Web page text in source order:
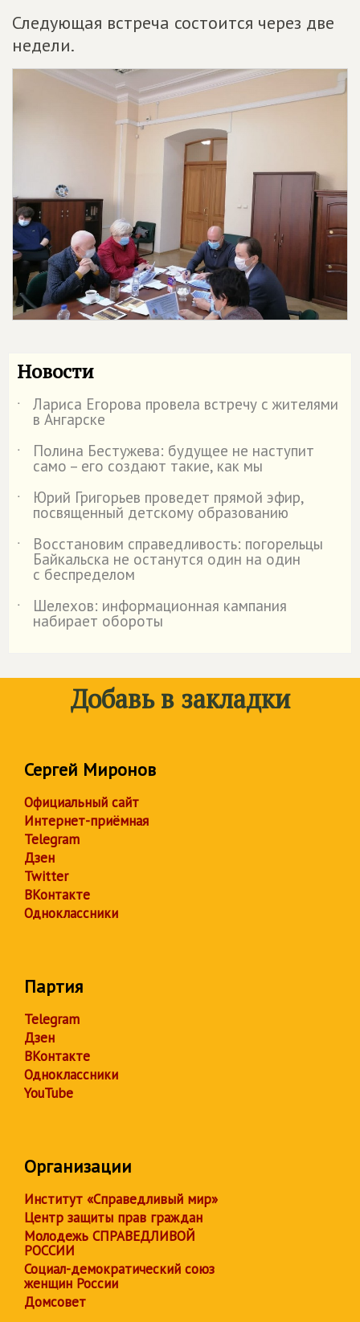
Следующая встреча состоится через две
недели.
Новости
˙ Лариса Егорова провела встречу с жителями
в Ангарске
˙
Полина Бестужева: будущее не наступит
само – его создают такие, как мы
˙
Юрий Григорьев проведет прямой эфир,
посвященный детскому образованию
˙
Восстановим справедливость: погорельцы
Байкальска не останутся один на один
с беспределом
˙
Шелехов: информационная кампания
набирает обороты
Добавь в закладки
Сергей Миронов
Официальный сайт
Интернет-приёмная
Telegram
Дзен
Twitter
ВКонтакте
Одноклассники
Партия
Telegram
Дзен
ВКонтакте
Одноклассники
YouTube
Организации
Институт «Справедливый мир»
Центр защиты прав граждан
Молодежь СПРАВЕДЛИВОЙ
РОССИИ
Социал-демократический союз
женщин России
Домсовет